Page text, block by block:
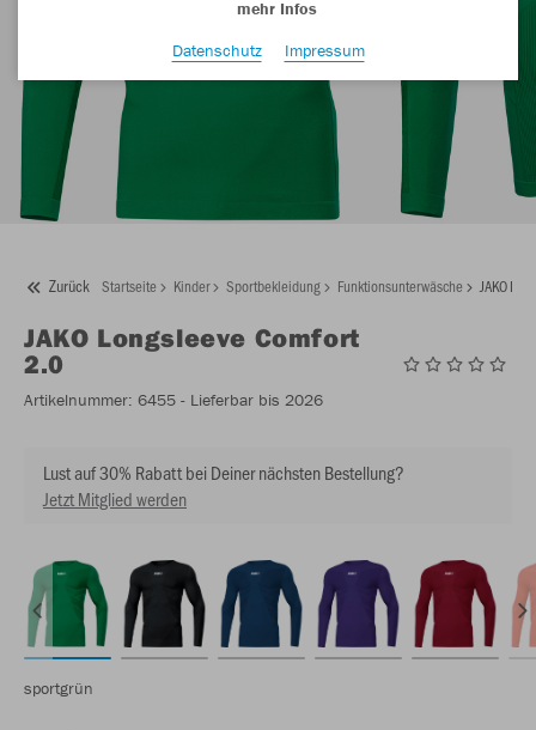
Zurück Startseite Kinder Sportbekleidung Funktionsunterwäsche JAKO
JAKO Longsleeve Comfort
2.0
Artikelnummer: 6455 - Lieferbar bis 2026
Lust auf 30% Rabatt bei Deiner nächsten Bestellung?
Jetzt Mitglied werden
sportgrün
mehr Infos
Datenschutz
Impressum